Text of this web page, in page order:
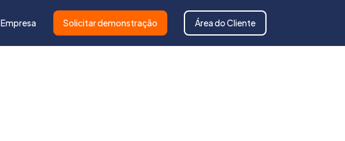
Empresa Solicitar demonstração Área do Cliente